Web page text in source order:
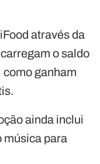
através da
o saldo
ganham
ainda inclui
música para